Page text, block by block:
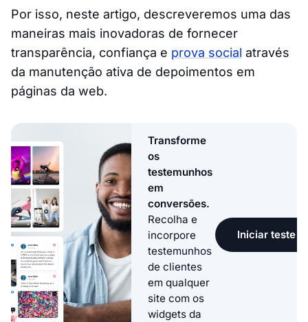
Por isso, neste artigo, descreveremos uma das
maneiras mais inovadoras de fornecer
transparência, confiança e prova social através
da manutenção ativa de depoimentos em
páginas da web.
Transforme
os
testemunhos
em
conversões.
Recolha e
incorpore
testemunhos
de clientes
em qualquer
site com os
widgets da
Iniciar teste